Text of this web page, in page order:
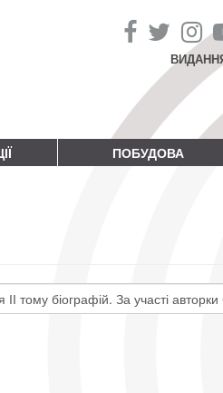
ПОБУДОВА